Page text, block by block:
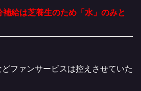
給は芝養生のため「水」のみと
どファンサービスは控えさせていた